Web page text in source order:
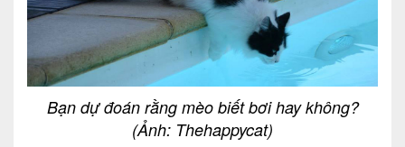
Bạn dự đoán rằng mèo biết bơi hay không?
(Ảnh: Thehappycat)